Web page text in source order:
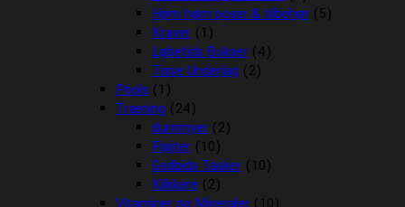
Høm høm poser & tilbehør (5)
Kraver (1)
Løbetids Bukser (4)
Tisse Underlag (2)
Pools (1)
Træning (24)
dummyer (2)
Fløjter (10)
Godbids Tasker (10)
Klikkere (2)